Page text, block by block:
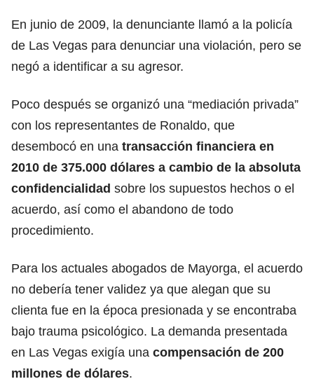
En junio de 2009, la denunciante llamó a la policía
de Las Vegas para denunciar una violación, pero se
negó a identificar a su agresor.
Poco después se organizó una “mediación privada”
con los representantes de Ronaldo, que
desembocó en una transacción financiera en
2010 de 375.000 dólares a cambio de la absoluta
confidencialidad sobre los supuestos hechos o el
acuerdo, así como el abandono de todo
procedimiento.
Para los actuales abogados de Mayorga, el acuerdo
no debería tener validez ya que alegan que su
clienta fue en la época presionada y se encontraba
bajo trauma psicológico. La demanda presentada
en Las Vegas exigía una compensación de 200
millones de dólares.